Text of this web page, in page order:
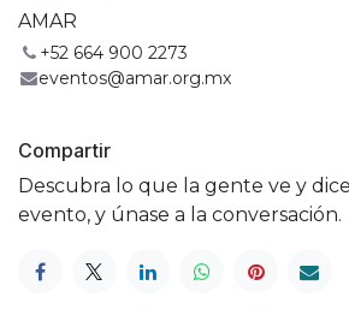
AMAR
+52 664 900 2273
eventos@amar.org.mx
Compartir
Descubra lo que la gente ve y
evento, y únase a la conversación.